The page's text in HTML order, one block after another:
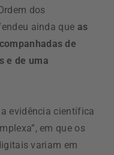
dos
ainda que as
de
e de uma
a evidência científica
em que os
variam em